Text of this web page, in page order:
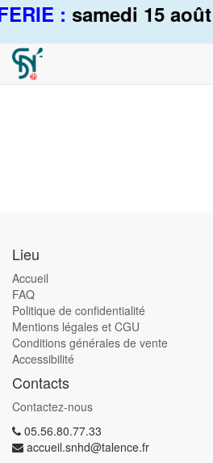
: samedi 15
Lieu
Accueil
FAQ
Politique de confidentialité
Mentions légales et CGU
Conditions générales de vente
Accessibilité
Contacts
Contactez-nous
05.56.80.77.33
accueil.snhd@talence.fr